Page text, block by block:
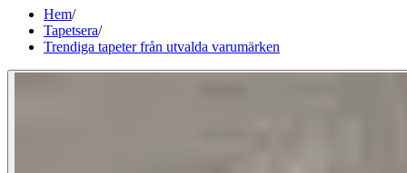
Hem/
Tapetsera/
Trendiga tapeter från utvalda varumärken